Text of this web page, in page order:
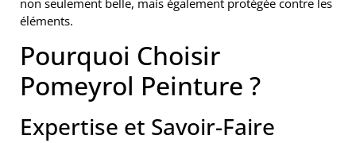
éléments.
Pourquoi Choisir
Pomeyrol Peinture ?
Expertise et Savoir-Faire